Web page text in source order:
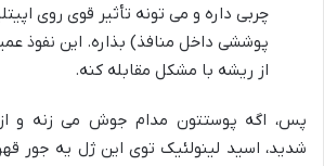
چربی داره و می تونه تأثیر قوی روی
پوششی داخل منافذ) بذاره. این نفوذ
از ریشه با مشکل مقابله کنه.
پس، اگه پوستتون مدام جوش می زنه و
شدید، اسید لینولئیک توی این ژل یه جور